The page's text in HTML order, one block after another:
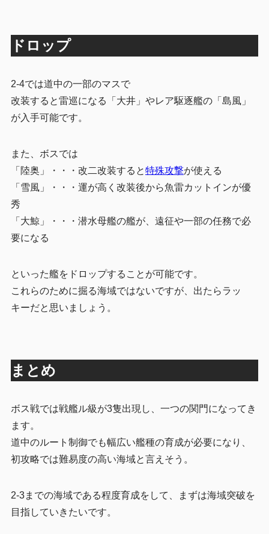
ドロップ
2-4では道中の一部のマスで
改装すると雷巡になる「大井」やレア駆逐艦の「島風」
が入手可能です。
また、ボスでは
「陸奥」・・・改二改装すると特殊攻撃が使える
「雪風」・・・運が高く改装後から魚雷カットインが優
秀
「大鯨」・・・潜水母艦の艦が、遠征や一部の任務で必
要になる
といった艦をドロップすることが可能です。
これらのために掘る海域ではないですが、出たらラッ
キーだと思いましょう。
まとめ
ボス戦では戦艦ル級が3隻出現し、一つの関門になってき
ます。
道中のルート制御でも幅広い艦種の育成が必要になり、
初攻略では難易度の高い海域と言えそう。
2-3までの海域である程度育成をして、まずは海域突破を
目指していきたいです。